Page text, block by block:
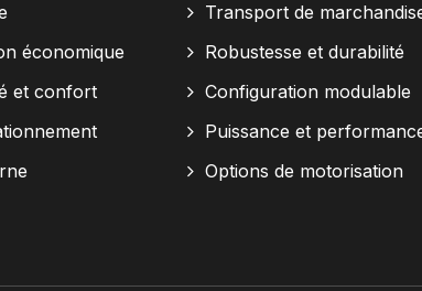
économique
et confort
Transport de
Robustesse et durabilité
Configuration modulable
Puissance et
Options de motorisation